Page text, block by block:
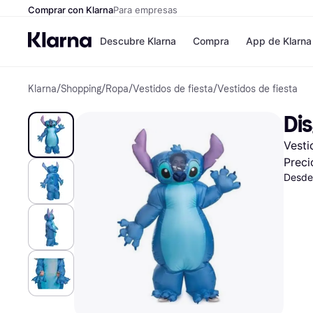
Comprar con KlarnaPara empresas
Descubre Klarna
Formas de pago
Paga ahora
Paga en 3 plazos
Paga en 30 días
Financiación
Klarna en Apple
Compra
Tiendas
Zalando
JD Sports
App de Klarna
Klarna/Shopping/Ropa/Vestidos de fiesta/Vestidos de fiesta